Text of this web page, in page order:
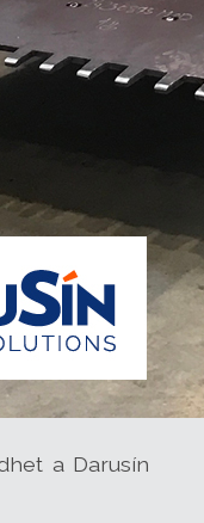
a Darusín